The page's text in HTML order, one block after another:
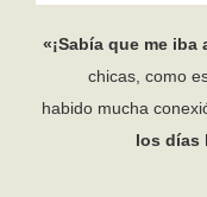
«¡Sabía que me
chicas, como
habido mucha
los días